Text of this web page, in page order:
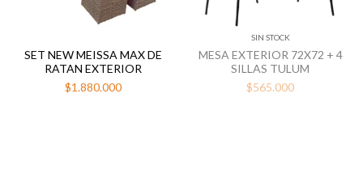
SET NEW MEISSA MAX DE
RATAN EXTERIOR
$1.880.000
SIN STOCK
MESA EXTERIOR 72X72 + 4
SILLAS TULUM
$565.000